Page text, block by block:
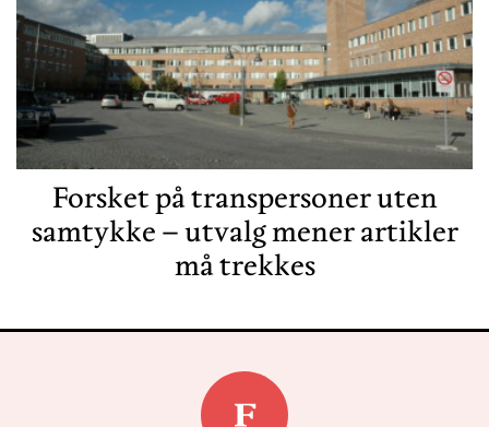
Forsket på transpersoner uten
samtykke – utvalg mener artikler
må trekkes